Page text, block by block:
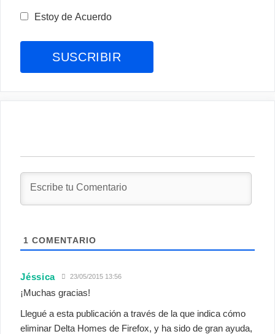
Estoy de Acuerdo
1 COMENTARIO
Jéssica 23/05/2015 13:56
¡Muchas gracias!
Llegué a esta publicación a través de la que indica cómo
eliminar Delta Homes de Firefox, y ha sido de gran ayuda,